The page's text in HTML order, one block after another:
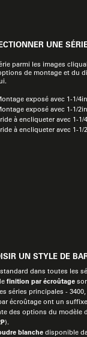
UNE
parmi les images
de montage et du
exposé avec 1-1/
exposé avec 1-1/
à encliqueter avec 1-1/
à encliqueter avec 1-1/
UN STYLE DE
standard dans toutes les
finition par écroûtage
séries principales - 3400,
écroûtage ont un
des options du modèle
).
blanche disponible